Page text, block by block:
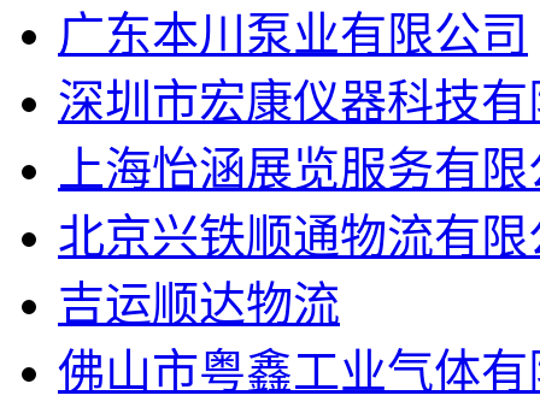
广东本川泵业有限公司
深圳市宏康仪器科技
上海怡涵展览服务有
北京兴铁顺通物流有限
吉运顺达物流
佛山市粤鑫工业气体